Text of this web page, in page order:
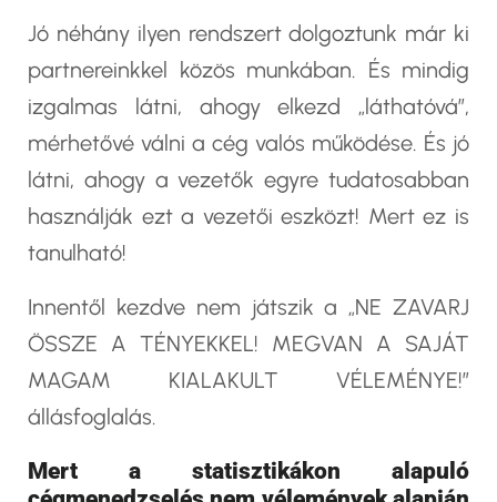
Jó néhány ilyen rendszert dolgoztunk már ki
partnereinkkel közös munkában. És mindig
izgalmas látni, ahogy elkezd „láthatóvá”,
mérhetővé válni a cég valós működése. És jó
látni, ahogy a vezetők egyre tudatosabban
használják ezt a vezetői eszközt! Mert ez is
tanulható!
Innentől kezdve nem játszik a „NE ZAVARJ
ÖSSZE A TÉNYEKKEL! MEGVAN A SAJÁT
MAGAM KIALAKULT VÉLEMÉNYE!”
állásfoglalás.
Mert a statisztikákon alapuló